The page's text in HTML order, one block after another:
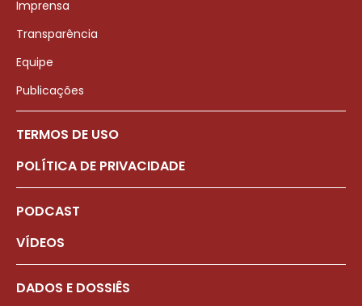
Imprensa
Transparência
Equipe
Publicações
TERMOS DE USO
POLÍTICA DE PRIVACIDADE
PODCAST
VÍDEOS
DADOS E DOSSIÊS